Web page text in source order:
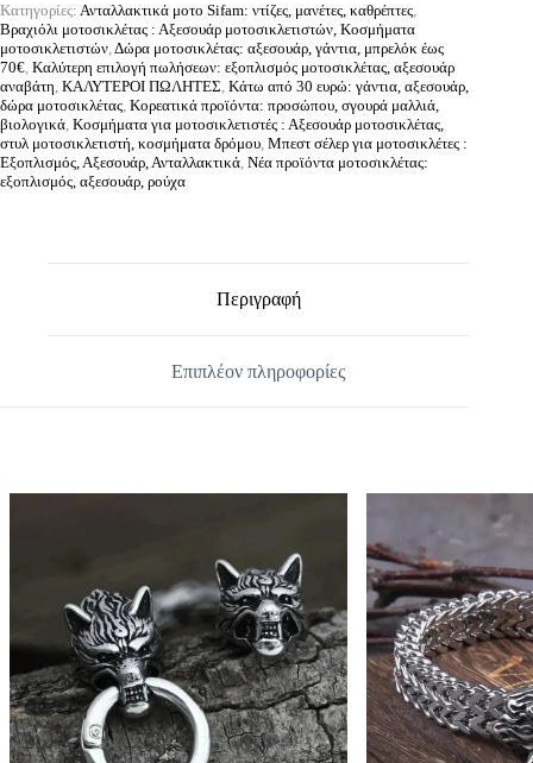
Κατηγορίες: Ανταλλακτικά μοτο Sifam: ντίζες, μανέτες, καθρέπτες,
Βραχιόλι μοτοσικλέτας : Αξεσουάρ μοτοσικλετιστών, Κοσμήματα
μοτοσικλετιστών,Δώρα μοτοσικλέτας: αξεσουάρ, γάντια, μπρελόκ έως
70€, Καλύτερη επιλογή πωλήσεων: εξοπλισμός μοτοσικλέτας, αξεσουάρ
αναβάτη, ΚΑΛΥΤΕΡΟΙ ΠΩΛΗΤΕΣ, Κάτω από 30 ευρώ: γάντια, αξεσουάρ,
δώρα μοτοσικλέτας, Κορεατικά προϊόντα: προσώπου, σγουρά μαλλιά,
βιολογικά, Κοσμήματα για μοτοσικλετιστές : Αξεσουάρ μοτοσικλέτας,
στυλ μοτοσικλετιστή, κοσμήματα δρόμου, Μπεστ σέλερ για μοτοσικλέτες :
Εξοπλισμός, Αξεσουάρ, Ανταλλακτικά, Νέα προϊόντα μοτοσικλέτας:
εξοπλισμός, αξεσουάρ, ρούχα
Περιγραφή
Επιπλέον πληροφορίες